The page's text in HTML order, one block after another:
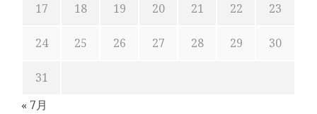
17 18 19 20 21 22 23
24 25 26 27 28 29 30
31
« 7月